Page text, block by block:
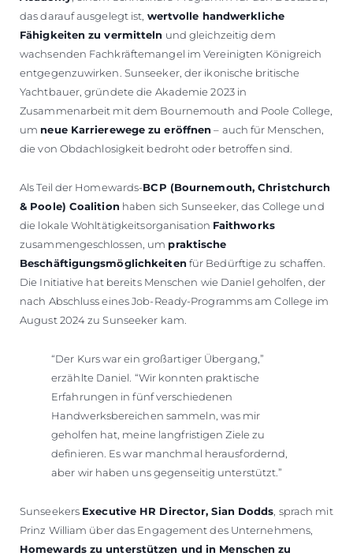
das darauf ausgelegt ist, wertvolle handwerkliche
Fähigkeiten zu vermitteln und gleichzeitig dem
wachsenden Fachkräftemangel im Vereinigten Königreich
entgegenzuwirken. Sunseeker, der ikonische britische
Yachtbauer, gründete die Akademie 2023 in
Zusammenarbeit mit dem Bournemouth and Poole College,
um neue Karrierewege zu eröffnen – auch für Menschen,
die von Obdachlosigkeit bedroht oder betroffen sind.
Als Teil der Homewards-BCP (Bournemouth, Christchurch
& Poole) Coalition haben sich Sunseeker, das College und
die lokale Wohltätigkeitsorganisation Faithworks
zusammengeschlossen, um praktische
Beschäftigungsmöglichkeiten für Bedürftige zu schaffen.
Die Initiative hat bereits Menschen wie Daniel geholfen, der
nach Abschluss eines Job-Ready-Programms am College im
August 2024 zu Sunseeker kam.
“Der Kurs war ein großartiger Übergang,”
erzählte Daniel. “Wir konnten praktische
Erfahrungen in fünf verschiedenen
Handwerksbereichen sammeln, was mir
geholfen hat, meine langfristigen Ziele zu
definieren. Es war manchmal herausfordernd,
aber wir haben uns gegenseitig unterstützt.”
Sunseekers Executive HR Director, Sian Dodds , sprach mit
Prinz William über das Engagement des Unternehmens,
Homewards zu unterstützen und in Menschen zu